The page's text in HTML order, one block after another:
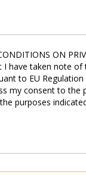
ON
I have taken note of
to EU Regulation
my consent to the
purposes